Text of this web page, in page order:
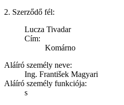
2. Szerződő fél:
Lucza Tivadar
Cím:
Komárno
Aláíró személy neve:
Ing. František Magyari
Aláíró személy funkciója:
s